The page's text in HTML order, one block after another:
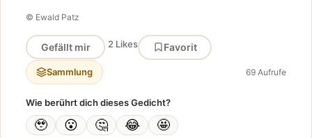
© Ewald Patz
Gefällt mir 2 Likes Favorit
Sammlung 69 Aufrufe
Wie berührt dich dieses Gedicht?
🥹 😮 🤔 😂 🤩